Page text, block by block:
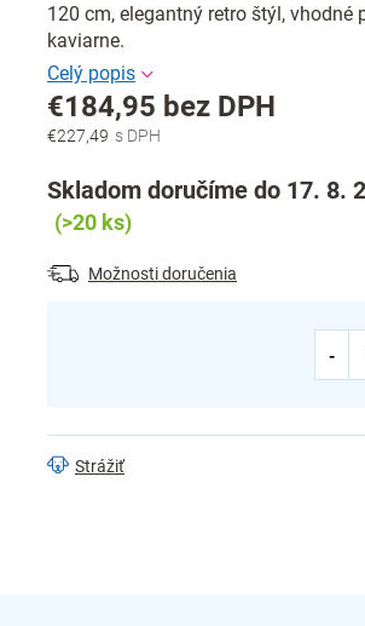
120 cm, elegantný retro štýl, vhodné
kaviarne.
€227,49
€184,95 bez DPH
Jednotková
Skladom doručíme do 17. 8.
(>20 ks)
Možnosti doručenia
Strážiť